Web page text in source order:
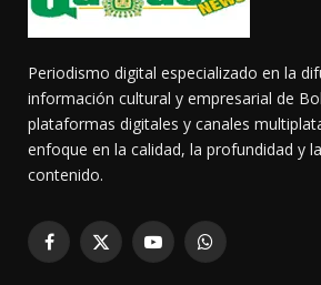
Periodismo digital especializado en la
información cultural y empresarial de
plataformas digitales y canales
enfoque en la calidad, la profundidad y
contenido.
Facebook
X
YouTubeWhatsApp